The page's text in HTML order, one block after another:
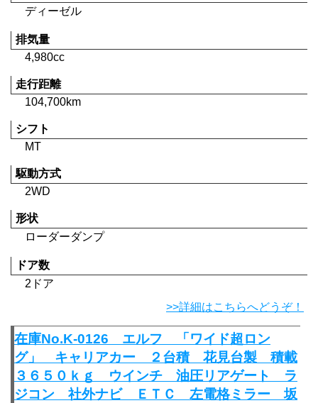
ディーゼル
排気量
4,980cc
走行距離
104,700km
シフト
MT
駆動方式
2WD
形状
ローダーダンプ
ドア数
2ドア
>>詳細はこちらへどうぞ！
在庫No.K-0126 エルフ 「ワイド超ロン
グ」 キャリアカー ２台積 花見台製 積載
３６５０ｋｇ ウインチ 油圧リアゲート ラ
ジコン 社外ナビ ＥＴＣ 左電格ミラー 坂